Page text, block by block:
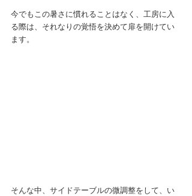
今でもこの暑さに慣れることはなく、工房に入
る際は、それなりの覚悟を決めて扉を開けてい
ます。
そんな中、サイドテーブルの微調整をして、い